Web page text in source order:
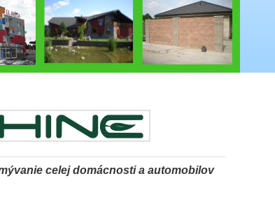
celej domácnosti a automobilov